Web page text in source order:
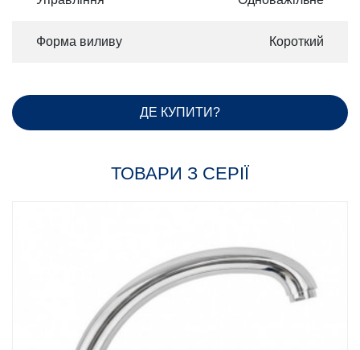
Форма виливу Короткий
ДЕ КУПИТИ?
ТОВАРИ З СЕРІЇ